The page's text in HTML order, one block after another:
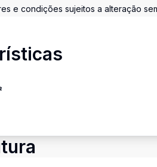
e condições sujeitos a alteração